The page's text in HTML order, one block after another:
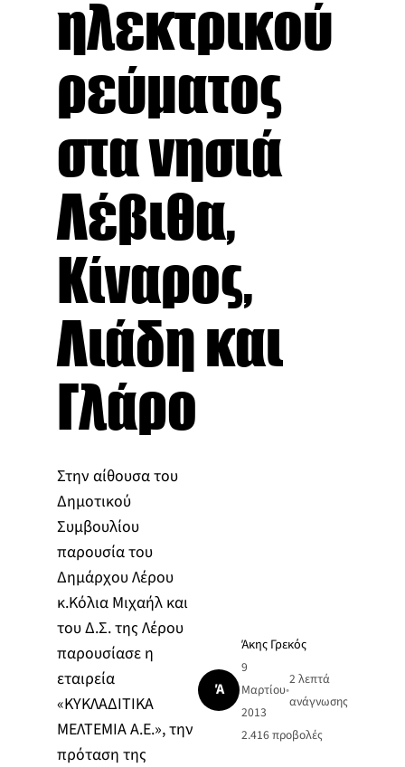
ηλεκτρικού
ρεύματος
στα νησιά
Λέβιθα,
Κίναρος,
Λιάδη και
Γλάρο
Στην αίθουσα του
Δημοτικού
Συμβουλίου
παρουσία του
Δημάρχου Λέρου
κ.Κόλια Μιχαήλ και
του Δ.Σ. της Λέρου
παρουσίασε η
εταιρεία
«ΚΥΚΛΑΔΙΤΙΚΑ
ΜΕΛΤΕΜΙΑ Α.Ε.», την
πρόταση της
Ά
Άκης Γρεκός
9
Μαρτίου
2013
•
2 λεπτά
ανάγνωσης
2.416προβολές